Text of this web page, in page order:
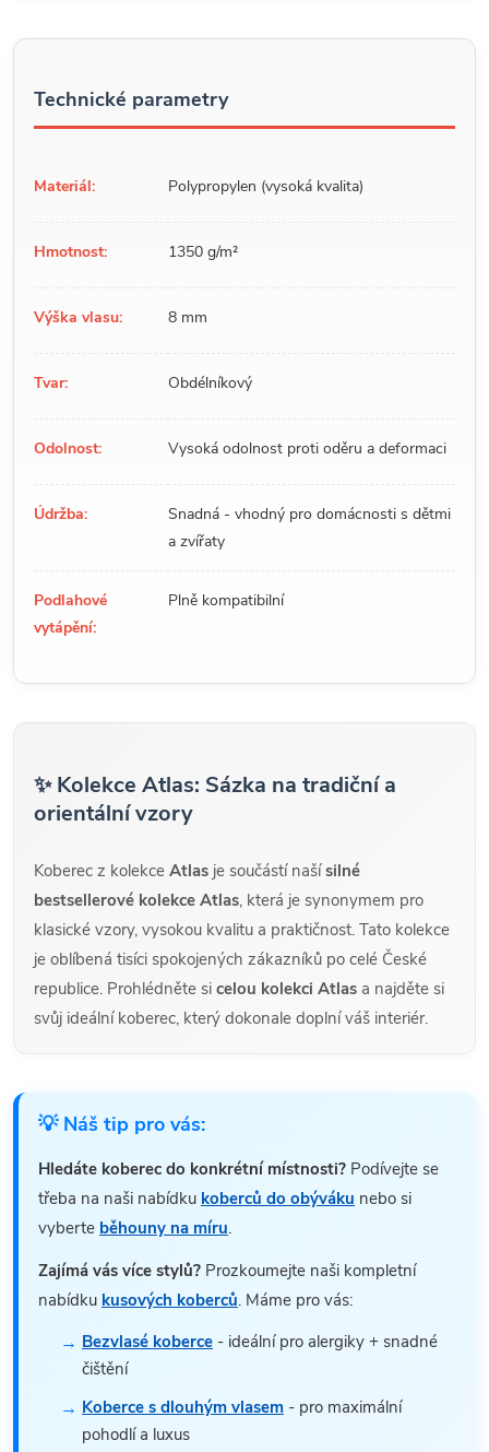
Technické parametry
Materiál: Polypropylen (vysoká kvalita)
Hmotnost: 1350 g/m²
Výška vlasu: 8 mm
Tvar: Obdélníkový
Odolnost: Vysoká odolnost proti oděru a deformaci
Údržba:
Snadná - vhodný pro domácnosti s dětmi
a zvířaty
Podlahové
vytápění:
Plně kompatibilní
✨ Kolekce Atlas: Sázka na tradiční a
orientální vzory
Koberec z kolekce Atlas je součástí našísilné
bestsellerové kolekce Atlas, která je synonymem pro
klasické vzory, vysokou kvalitu a praktičnost. Tato kolekce
je oblíbená tisíci spokojených zákazníků po celé České
republice. Prohlédněte si celou kolekci Atlas a najděte si
svůj ideální koberec, který dokonale doplní váš interiér.
💡 Náš tip pro vás:
Hledáte koberec do konkrétní místnosti? Podívejte se
třeba na naši nabídku koberců do obýváku nebo si
vyberte běhouny na míru.
Zajímá vás více stylů? Prozkoumejte naši kompletní
nabídku kusových koberců. Máme pro vás:
Bezvlasé koberce - ideální pro alergiky + snadné
čištění
Koberce s dlouhým vlasem - pro maximální
pohodlí a luxus